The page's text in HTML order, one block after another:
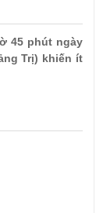
45 phút ngày
Trị) khiến ít